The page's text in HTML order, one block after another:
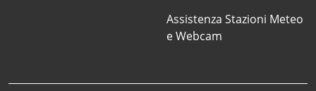
Assistenza Stazioni Meteo
e Webcam